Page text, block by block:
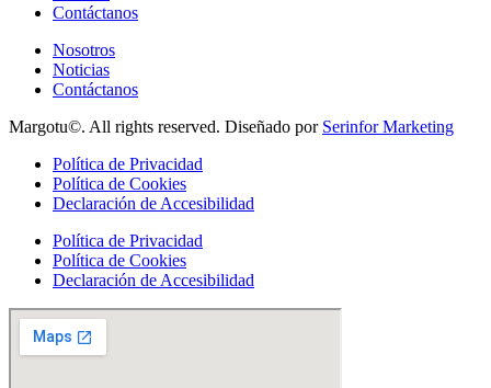
Contáctanos
Nosotros
Noticias
Contáctanos
Margotu©. All rights reserved. Diseñado por Serinfor Marketing
Política de Privacidad
Política de Cookies
Declaración de Accesibilidad
Política de Privacidad
Política de Cookies
Declaración de Accesibilidad